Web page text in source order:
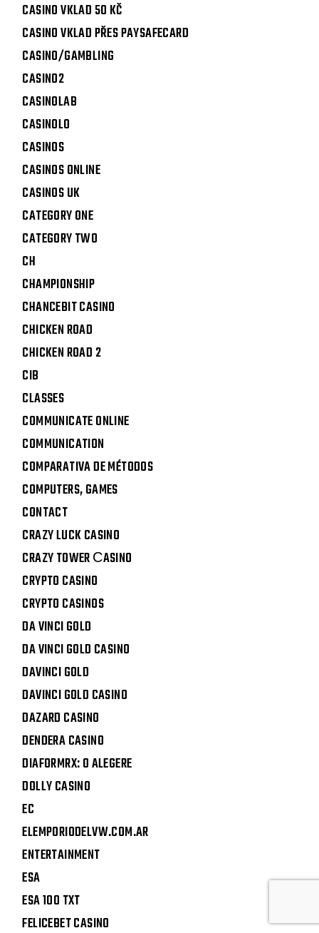
CASINO VKLAD 50 KČ
CASINO VKLAD PŘES PAYSAFECARD
CASINO/GAMBLING
CASINO2
CASINOLAB
CASINOLO
CASINOS
CASINOS ONLINE
CASINOS UK
CATEGORY ONE
CATEGORY TWO
CH
CHAMPIONSHIP
CHANCEBIT CASINO
CHICKEN ROAD
CHICKEN ROAD 2
CIB
CLASSES
COMMUNICATE ONLINE
COMMUNICATION
COMPARATIVA DE MÉTODOS
COMPUTERS, GAMES
CONTACT
CRAZY LUCK CASINO
CRAZY TOWER СASINO
CRYPTO CASINO
CRYPTO CASINOS
DA VINCI GOLD
DA VINCI GOLD CASINO
DAVINCI GOLD
DAVINCI GOLD CASINO
DAZARD CASINO
DENDERA CASINO
DIAFORMRX: O ALEGERE
DOLLY CASINO
EC
ELEMPORIODELVW.COM.AR
ENTERTAINMENT
ESA
ESA 100 TXT
FELICEBET CASINO